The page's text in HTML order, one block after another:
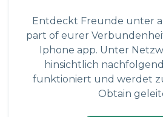
Entdeckt Freunde unter
part of eurer
Iphone app. Unter
hinsichtlich
funktioniert und werdet
Obtain